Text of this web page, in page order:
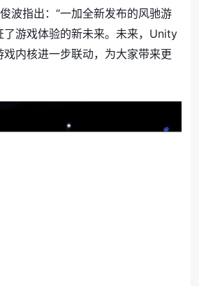
波指出：“一加全新发布的风驰游
了游戏体验的新未来。未来，Unity
内核进一步联动，为大家带来更